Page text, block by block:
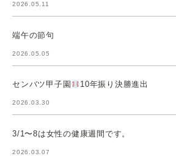
2026.05.11
端午の節句
2026.05.05
センバツ甲子園 10年振り決勝進出
2026.03.30
3/1〜8は女性の健康週間です。
2026.03.07